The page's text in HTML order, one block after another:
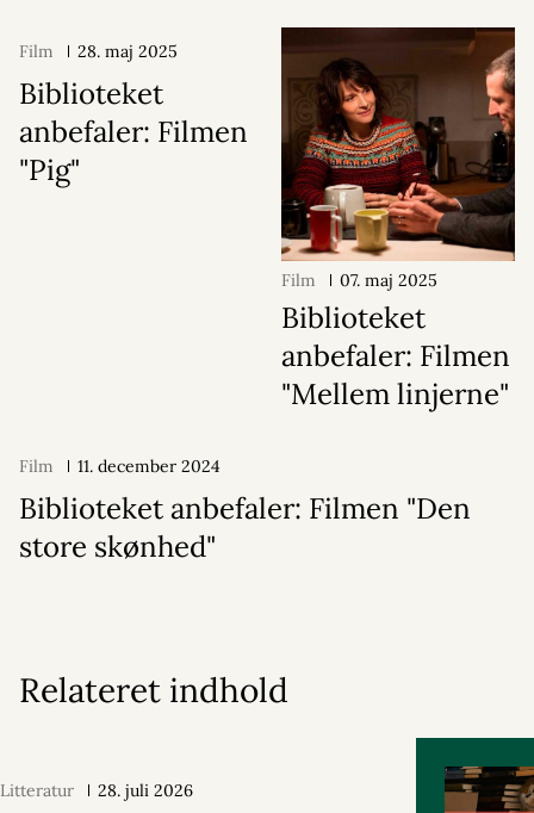
Film 28. maj 2025
Biblioteket
anbefaler: Filmen
"Pig"
Film 07. maj 2025
Biblioteket
anbefaler: Filmen
"Mellem linjerne"
Film 11. december 2024
Biblioteket anbefaler: Filmen "Den
store skønhed"
Relateret indhold
Litteratur 28. juli 2026